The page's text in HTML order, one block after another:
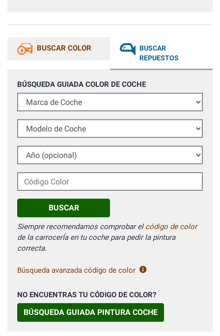
BUSCAR COLOR
BUSCAR
REPUESTOS
BÚSQUEDA GUIADA COLOR DE COCHE
Marca de Coche
Modelo de Coche
Año (opcional)
Código Color
BUSCAR
Siempre recomendamos comprobar elcódigo de color
de la carrocerÍa en tu coche para pedir la pintura
correcta.
Búsqueda avanzada código de color
NO ENCUENTRAS TU CÓDIGO DE COLOR?
BÚSQUEDA GUIADA PINTURA COCHE